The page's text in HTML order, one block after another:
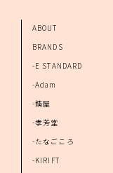
ABOUT
BRANDS
-E STANDARD
-Adam
-錆屋
-孝芳堂
-たなごころ
-KIRIFT